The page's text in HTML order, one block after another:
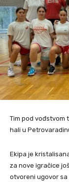
Tim pod vođstvom
hali u
Ekipa je
za nove igračice
otvoreni ugovor sa